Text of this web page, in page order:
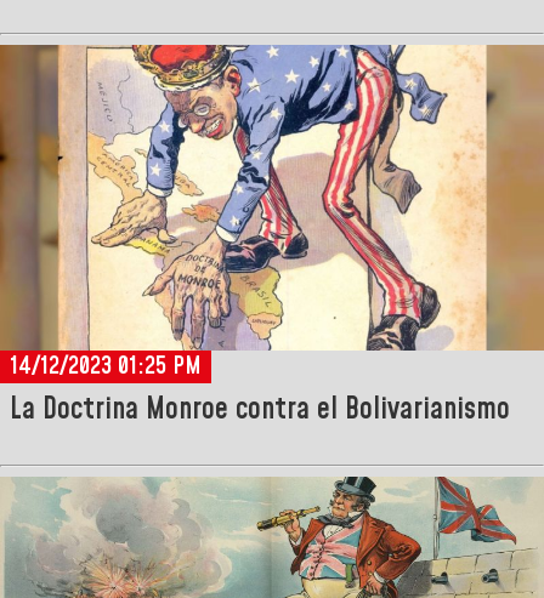
14/12/2023 01:25 PM
La Doctrina Monroe contra el Bolivarianismo